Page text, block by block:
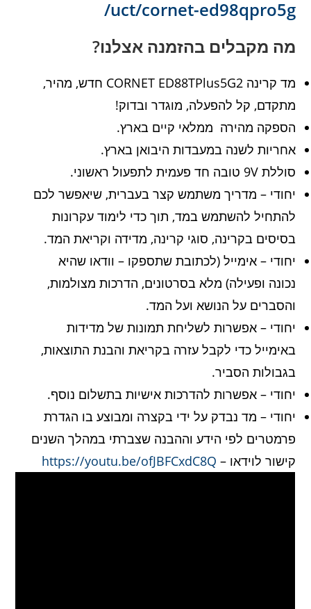
uct/cornet-ed98qpro5g/
מה מקבלים בהזמנה אצלנו?
מד קרינה CORNET ED88TPlus5G2 חדש, מהיר,
מתקדם, קל להפעלה, מוגדר ובדוק!
הספקה מהירה ממלאי קיים בארץ.
אחריות לשנה במעבדות היבואן בארץ.
סוללת 9V טובה חד פעמית לתפעול ראשוני.
יחודי – מדריך משתמש קצר בעברית, שיאפשר לכם
להתחיל להשתמש במד, תוך כדי לימוד עקרונות
בסיסים בקרינה, סוגי קרינה, מדידה וקריאת המד.
יחודי – אימייל (לכתובת שתספקו – וודאו שהיא
נכונה ופעילה) מלא בסרטונים, הדרכות מצולמות,
והסברים על הנושא ועל המד.
יחודי – אפשרות לשליחת תמונות של מדידות
באימייל כדי לקבל עזרה בקריאת והבנת התוצאות,
בגבולות הסביר.
יחודי – אפשרות להדרכות אישיות בתשלום נוסף.
יחודי – מד נבדק על ידי בקצרה ומבוצע בו הגדרת
פרמטרים לפי הידע וההבנה שצברתי במהלך השנים
קישור לוידאו – https://youtu.be/ofJBFCxdC8Q